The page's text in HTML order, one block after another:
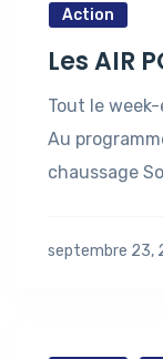
Action
Les AIR
Tout le
Au
chaussage
septembre 23,